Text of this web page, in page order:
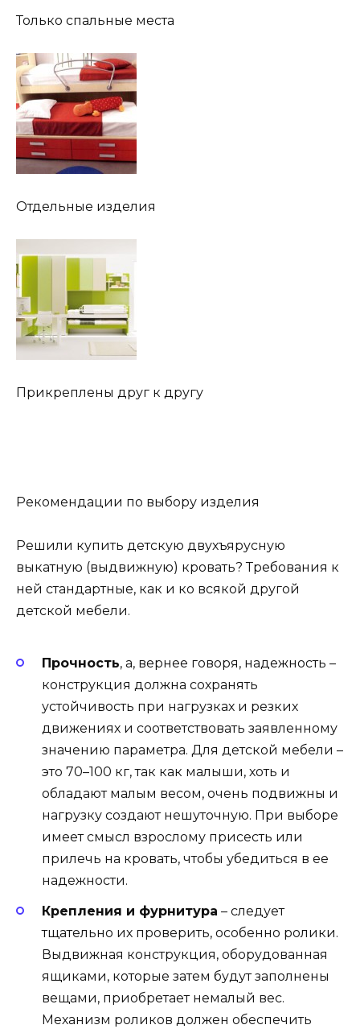
Только спальные места
Отдельные изделия
Прикреплены друг к другу
Рекомендации по выбору изделия
Решили купить детскую двухъярусную
выкатную (выдвижную) кровать? Требования к
ней стандартные, как и ко всякой другой
детской мебели.
Прочность, а, вернее говоря, надежность –
конструкция должна сохранять
устойчивость при нагрузках и резких
движениях и соответствовать заявленному
значению параметра. Для детской мебели –
это 70–100 кг, так как малыши, хоть и
обладают малым весом, очень подвижны и
нагрузку создают нешуточную. При выборе
имеет смысл взрослому присесть или
прилечь на кровать, чтобы убедиться в ее
надежности.
Крепления и фурнитура – следует
тщательно их проверить, особенно ролики.
Выдвижная конструкция, оборудованная
ящиками, которые затем будут заполнены
вещами, приобретает немалый вес.
Механизм роликов должен обеспечить